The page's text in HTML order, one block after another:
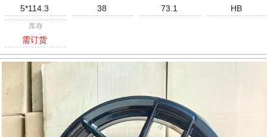
5*114.3 38 73.1 HB
库存
需订货